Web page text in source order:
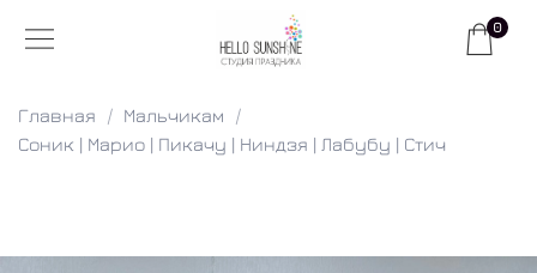
0
Главная
Мальчикам
Соник | Марио | Пикачу | Ниндзя | Лабубу | Стич